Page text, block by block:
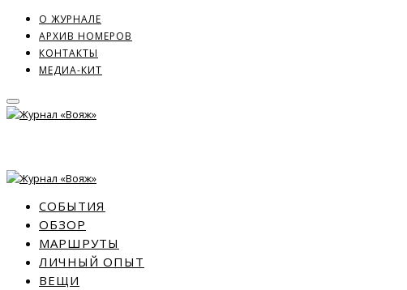
О ЖУРНАЛЕ
АРХИВ НОМЕРОВ
КОНТАКТЫ
МЕДИА-КИТ
СОБЫТИЯ
ОБЗОР
МАРШРУТЫ
ЛИЧНЫЙ ОПЫТ
ВЕЩИ